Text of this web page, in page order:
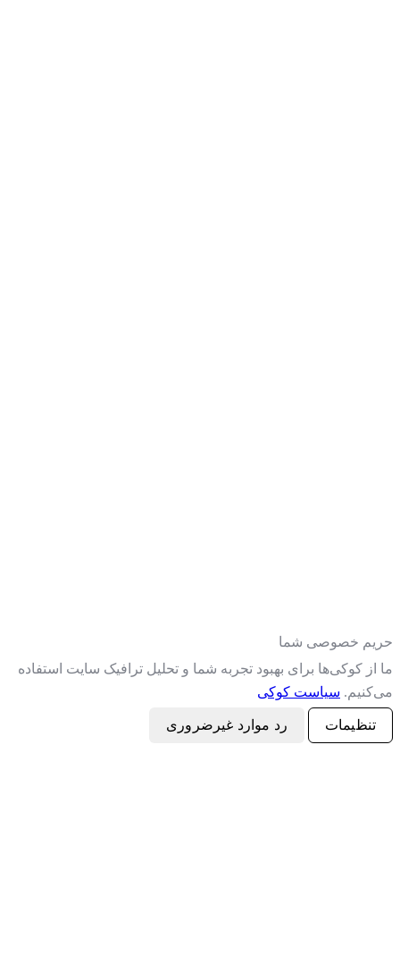
خصوصی شما
کوکی‌ها برای بهبود تجربه شما و تحلیل ترافیک سایت استفاده
سیاست کوکی
رد موارد غیرضروری